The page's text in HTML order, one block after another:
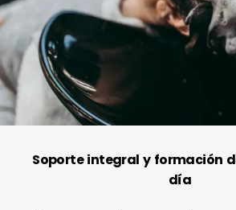
Soporte integral y formación
día